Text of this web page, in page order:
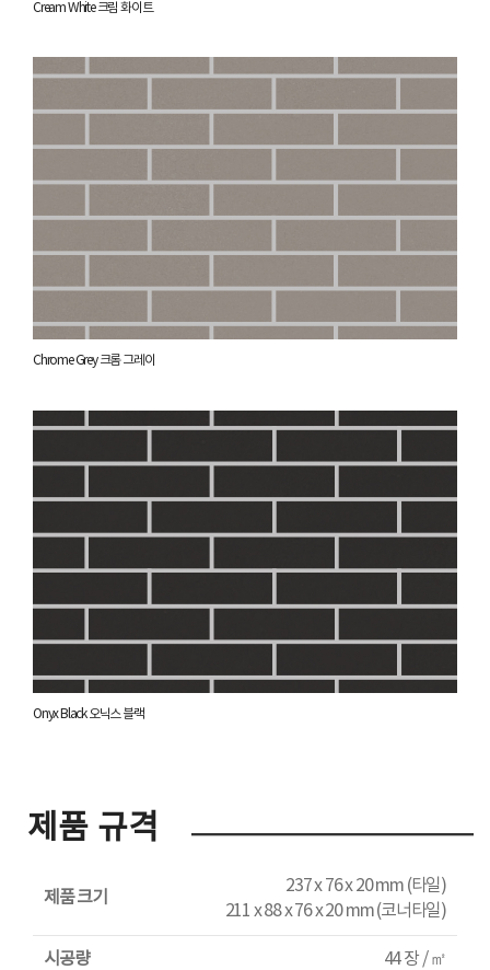
Cream White 크림 화이트
Chrome Grey 크롬 그레이
Onyx Black 오닉스 블랙
제품 규격
제품 크기
237 x 76 x 20 mm (타일)
211 x 88 x 76 x 20 mm (코너타일)
시공량 44 장 / ㎡